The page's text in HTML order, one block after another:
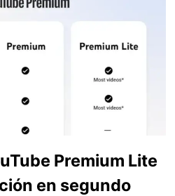
Premium Lite
en segundo